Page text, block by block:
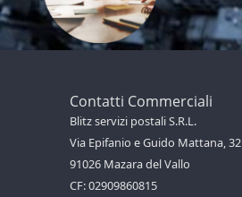
Contatti Commerciali
Blitz servizi postali S.R.L.
Via Epifanio e Guido Mattana, 32
91026 Mazara del Vallo
CF: 02909860815